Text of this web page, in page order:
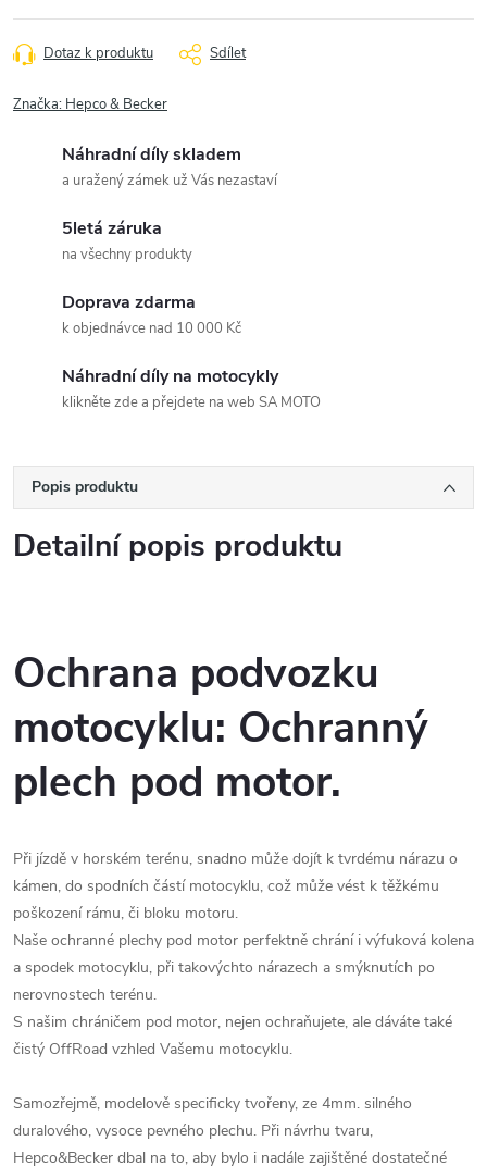
Dotaz k produktu Sdílet
Značka: Hepco & Becker
Náhradní díly skladem
a uražený zámek už Vás nezastaví
5letá záruka
na všechny produkty
Doprava zdarma
k objednávce nad 10 000 Kč
Náhradní díly na motocykly
klikněte zde a přejdete na web SA MOTO
Popis produktu
Detailní popis produktu
Ochrana podvozku
motocyklu: Ochranný
plech pod motor.
Při jízdě v horském terénu, snadno může dojít k tvrdému nárazu o
kámen, do spodních částí motocyklu, což může vést k těžkému
poškození rámu, či bloku motoru.
Naše ochranné plechy pod motor perfektně chrání i výfuková kolena
a spodek motocyklu, při takovýchto nárazech a smýknutích po
nerovnostech terénu.
S našim chráničem pod motor, nejen ochraňujete, ale dáváte také
čistý OffRoad vzhled Vašemu motocyklu.
Samozřejmě, modelově specificky tvořeny, ze 4mm. silného
duralového, vysoce pevného plechu. Při návrhu tvaru,
Hepco&Becker dbal na to, aby bylo i nadále zajištěné dostatečné